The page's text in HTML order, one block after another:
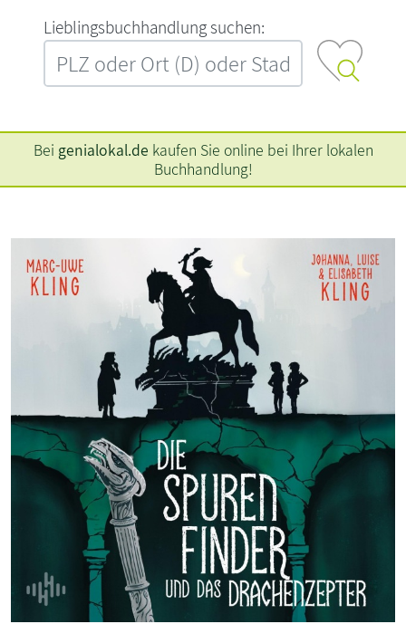
L‍i‍e‍b‍l‍i‍n‍g‍s‍b‍u‍c‍h‍h‍a‍n‍d‍l‍u‍n‍g‍ ‍s‍u‍c‍h‍e‍n‍:‍
Bei genialokal.de kaufen Sie online bei Ihrer lokalen
Buchhandlung!